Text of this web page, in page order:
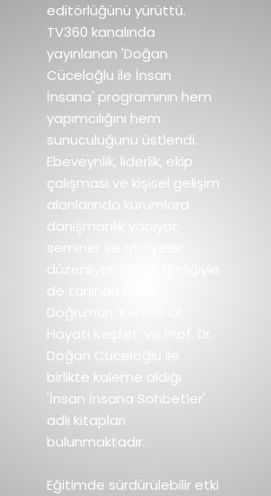
editörlüğünü yürüttü.
TV360 kanalında
yayınlanan 'Doğan
Cüceloğlu ile İnsan
İnsana' programının hem
yapımcılığını hem
sunuculuğunu üstlendi.
Ebeveynlik, liderlik, ekip
çalışması ve kişisel gelişim
alanlarında kurumlara
danışmanlık yapıyor;
seminer ve atölyeler
düzenliyor. Yazar kimliğiyle
de tanınan Polat
Doğru’nun 'Kendin Ol,
Hayatı Keşfet' ve Prof. Dr.
Doğan Cüceloğlu ile
birlikte kaleme aldığı
'İnsan İnsana Sohbetler'
adlı kitapları
bulunmaktadır.
Eğitimde sürdürülebilir etki